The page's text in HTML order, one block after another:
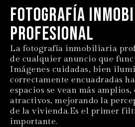
Fotografía
profesional
La fotografía inmobiliaria
de cualquier anuncio que
Imágenes cuidadas, bien
correctamente encuadradas
espacios se vean más amplios,
atractivos, mejorando la
de la vivienda.Es el primer
importante.